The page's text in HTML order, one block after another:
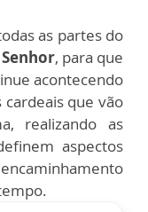
as partes do
, para que
acontecendo
que vão
realizando as
aspectos